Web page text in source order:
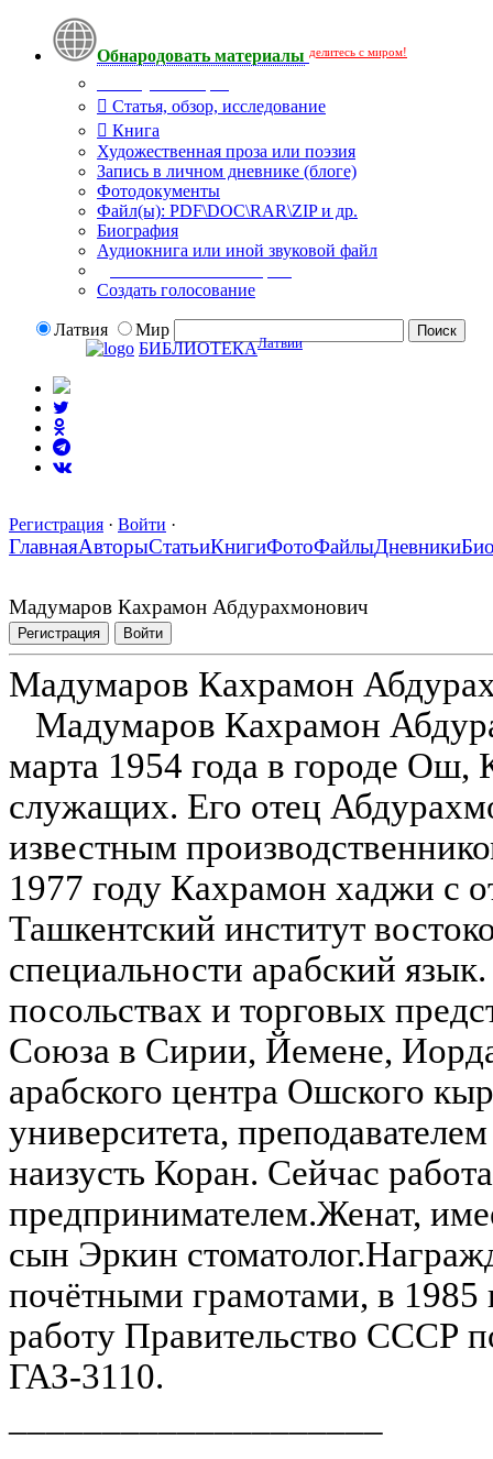
Обнародовать материалы делитесь с миром!
Статья, обзор, исследование
Книга
Художественная проза или поэзия
Запись в личном дневнике (блоге)
Фотодокументы
Файл(ы): PDF\DOC\RAR\ZIP и др.
Биография
Аудиокнига или иной звуковой файл
Создать голосование
Латвия
Мир
БИБЛИОТЕКАЛатвии
Регистрация · Войти ·
ГлавнаяАвторыСтатьиКнигиФотоФайлыДневники
Мадумаров Кахрамон Абдурахмонович
Регистрация Войти
Мадумаров Кахрамон
Мадумаров Кахрамон
марта 1954 года в городе Ош,
служащих. Его отец
известным
1977 году Кахрамон хаджи с
Ташкентский институт
специальности арабский
посольствах и торговых
Союза в Сирии, Йемене,
арабского центра Ошского
университета,
наизусть Коран. Сейчас
предпринимателем.Женат,
сын Эркин
почётными грамотами, в 1985
работу Правительство СССР
ГАЗ-3110.